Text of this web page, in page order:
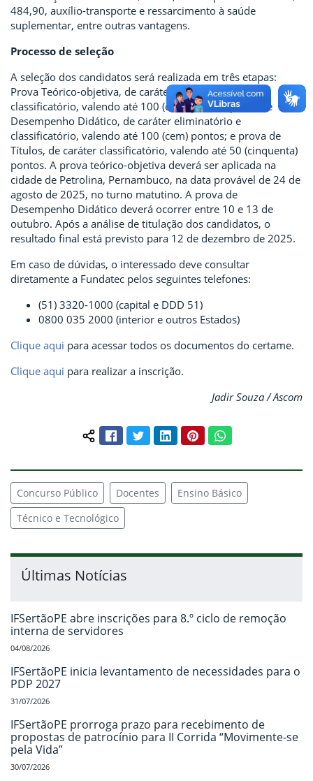
484,90, auxílio-transporte e ressarcimento à saúde
suplementar, entre outras vantagens.
Processo de seleção
A seleção dos candidatos será realizada em três etapas:
Prova Teórico-objetiva, de caráter eliminatório e
classificatório, valendo até 100 (cem) pontos; prova de
Desempenho Didático, de caráter eliminatório e
classificatório, valendo até 100 (cem) pontos; e prova de
Títulos, de caráter classificatório, valendo até 50 (cinquenta)
pontos. A prova teórico-objetiva deverá ser aplicada na
cidade de Petrolina, Pernambuco, na data provável de 24 de
agosto de 2025, no turno matutino. A prova de
Desempenho Didático deverá ocorrer entre 10 e 13 de
outubro. Após a análise de titulação dos candidatos, o
resultado final está previsto para 12 de dezembro de 2025.
Em caso de dúvidas, o interessado deve consultar
diretamente a Fundatec pelos seguintes telefones:
(51) 3320-1000 (capital e DDD 51)
0800 035 2000 (interior e outros Estados)
Clique aqui para acessar todos os documentos do certame.
Clique aqui para realizar a inscrição.
Jadir Souza / Ascom
Compartilhar conteúdo:
FacebookTwitterLinkedInPinterestWhatsApp
Concurso Público Docentes
Ensino Básico
Técnico e Tecnológico
Últimas Notícias
IFSertãoPE abre inscrições para 8.º ciclo de remoção
interna de servidores
04/08/2026
IFSertãoPE inicia levantamento de necessidades para o
PDP 2027
31/07/2026
IFSertãoPE prorroga prazo para recebimento de
propostas de patrocínio para II Corrida “Movimente-se
pela Vida”
30/07/2026